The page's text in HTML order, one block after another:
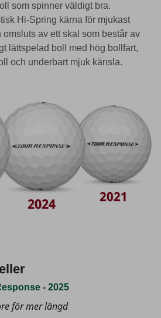
som spinner väldigt bra.
Hi-Spring kärna för mjukast
av ett skal som består av
lättspelad boll med hög bollfart,
och underbart mjuk känsla.
2024 2021
- 2025
för mer längd